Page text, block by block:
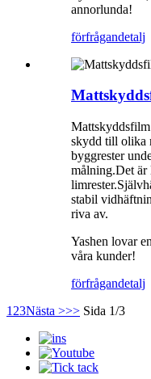
annorlunda!
förfrågandetalj
skydd till olika
byggrester
målning.Det är
stabil
riva av.
Yashen lovar
våra kunder!
förfrågandetalj
1 23Nästa >>> Sida 1/3